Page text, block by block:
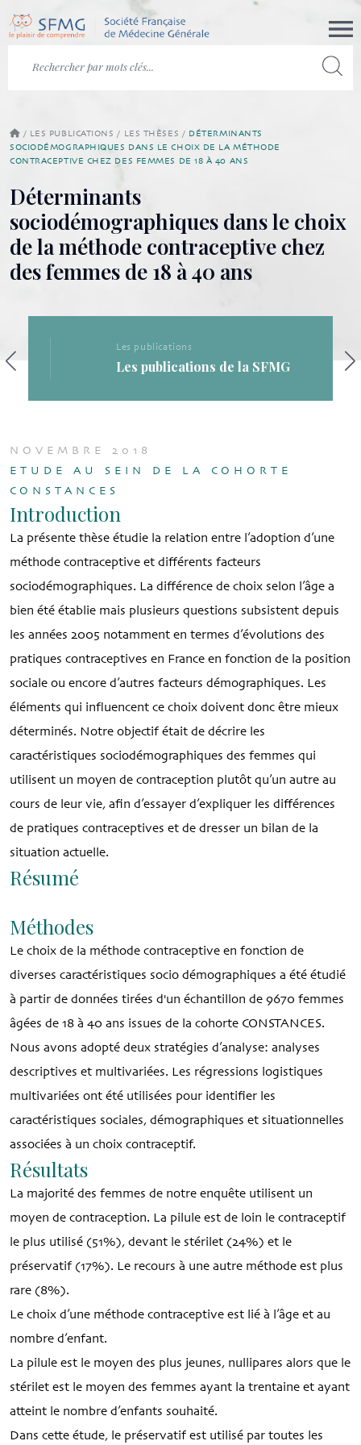
/ LES PUBLICATIONS / LES THÈSES / DÉTERMINANTS
SOCIODÉMOGRAPHIQUES DANS LE CHOIX DE LA MÉTHODE
CONTRACEPTIVE CHEZ DES FEMMES DE 18 À 40 ANS
Déterminants
sociodémographiques dans le choix
de la méthode contraceptive chez
des femmes de 18 à 40 ans
Les publications
Les publications de la SFMG
NOVEMBRE 2018
ETUDE AU SEIN DE LA COHORTE
CONSTANCES
Introduction
La présente thèse étudie la relation entre l’adoption d’une
méthode contraceptive et différents facteurs
sociodémographiques. La différence de choix selon l’âge a
bien été établie mais plusieurs questions subsistent depuis
les années 2005 notamment en termes d’évolutions des
pratiques contraceptives en France en fonction de la position
sociale ou encore d’autres facteurs démographiques. Les
éléments qui influencent ce choix doivent donc être mieux
déterminés. Notre objectif était de décrire les
caractéristiques sociodémographiques des femmes qui
utilisent un moyen de contraception plutôt qu’un autre au
cours de leur vie, afin d’essayer d’expliquer les différences
de pratiques contraceptives et de dresser un bilan de la
situation actuelle.
Résumé
Méthodes
Le choix de la méthode contraceptive en fonction de
diverses caractéristiques socio démographiques a été étudié
à partir de données tirées d'un échantillon de 9670 femmes
âgées de 18 à 40 ans issues de la cohorte CONSTANCES.
Nous avons adopté deux stratégies d’analyse: analyses
descriptives et multivariées. Les régressions logistiques
multivariées ont été utilisées pour identifier les
caractéristiques sociales, démographiques et situationnelles
associées à un choix contraceptif.
Résultats
La majorité des femmes de notre enquête utilisent un
moyen de contraception. La pilule est de loin le contraceptif
le plus utilisé (51%), devant le stérilet (24%) et le
préservatif (17%). Le recours à une autre méthode est plus
rare (8%).
Le choix d’une méthode contraceptive est lié à l’âge et au
nombre d’enfant.
La pilule est le moyen des plus jeunes, nullipares alors que le
stérilet est le moyen des femmes ayant la trentaine et ayant
atteint le nombre d’enfants souhaité.
Dans cette étude, le préservatif est utilisé par toutes les